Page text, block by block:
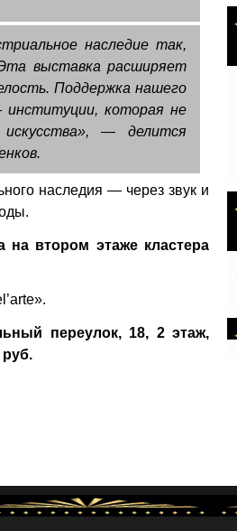
наследие так,
выставка расширяет
Поддержка нашего
которая не
— делится
наследия — через звук и
на втором этаже кластера
переулок, 18, 2 этаж,